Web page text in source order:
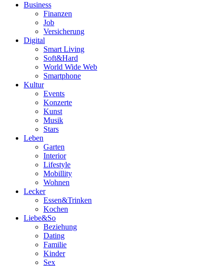
Business
Finanzen
Job
Versicherung
Digital
Smart Living
Soft&Hard
World Wide Web
Smartphone
Kultur
Events
Konzerte
Kunst
Musik
Stars
Leben
Garten
Interior
Lifestyle
Mobillity
Wohnen
Lecker
Essen&Trinken
Kochen
Liebe&So
Beziehung
Dating
Familie
Kinder
Sex